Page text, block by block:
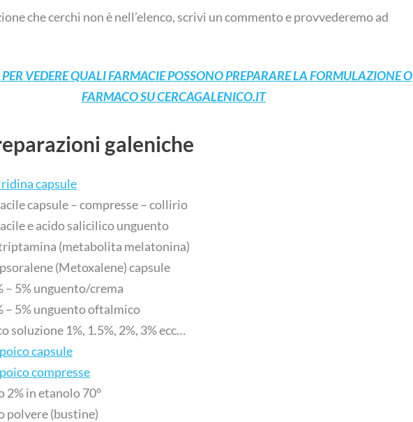
che cerchi non è nell’elenco, scrivi un commento e provvederemo ad
VEDERE QUALI FARMACIE POSSONO PREPARARE LA FORMULAZIONE O
FARMACO SU CERCAGALENICO.IT
galeniche
capsule
capsule – compresse – collirio
e acido salicilico unguento
(metabolita melatonina)
(Metoxalene) capsule
– 5% unguento/crema
– 5% unguento oftalmico
soluzione 1%, 1.5%, 2%, 3% ecc…
capsule
compresse
2% in etanolo 70°
polvere (bustine)